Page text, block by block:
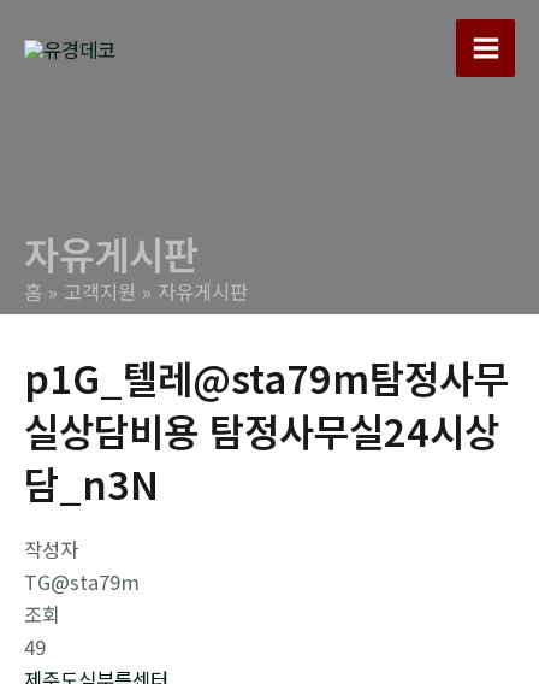
Main
자유게시판
홈 고객지원 자유게시판
p1G_텔레@sta79m탐정사무
실상담비용 탐정사무실24시상
담_n3N
작성자
TG@sta79m
조회
49